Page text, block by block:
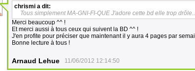
chrismi a dit:
Tous simplement MA-GNI-FI-QUE J'adore cette bd elle trop
Merci beaucoup ^^ !
Et merci aussi à tous ceux qui suivent la BD ^^ !
J'en profite pour préciser que maintenant il y aura 4 pages par
Bonne lecture à tous !
Arnaud Lehue 11/06/2012 12:14:50